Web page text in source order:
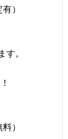
）
。
）